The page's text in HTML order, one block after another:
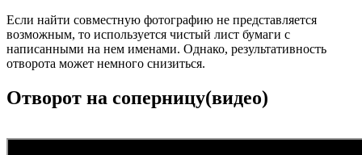
Если найти совместную фотографию не представляется
возможным, то используется чистый лист бумаги с
написанными на нем именами. Однако, результативность
отворота может немного снизиться.
Отворот на соперницу(видео)